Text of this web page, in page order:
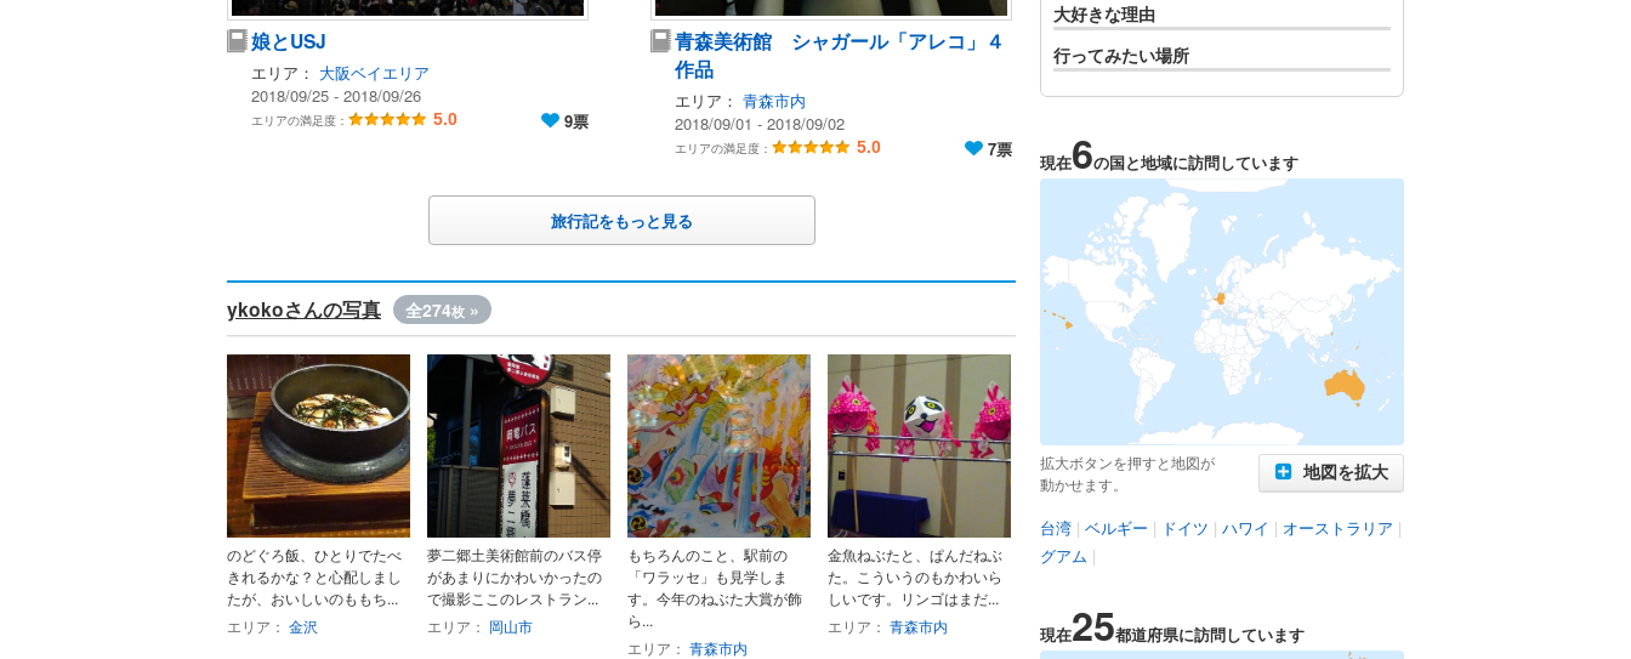
娘とUSJ
エリア： 大阪ベイエリア
2018/09/25 - 2018/09/26
エリアの満足度： 5.0 9票
青森美術館 シャガール「アレコ」４
作品
エリア： 青森市内
2018/09/01 - 2018/09/02
エリアの満足度： 5.0 7票
旅行記をもっと見る
ykokoさんの写真 全274枚 »
のどぐろ飯、ひとりでたべ
きれるかな？と心配しまし
たが、おいしいのももち...
エリア： 金沢
夢二郷土美術館前のバス停
があまりにかわいかったの
で撮影ここのレストラン...
エリア： 岡山市
もちろんのこと、駅前の
「ワラッセ」も見学しま
す。今年のねぶた大賞が飾
ら...
エリア： 青森市内
金魚ねぶたと、ぱんだねぶ
た。こういうのもかわいら
しいです。リンゴはまだ...
エリア： 青森市内
大好きな理由
行ってみたい場所
現在6の国と地域に訪問しています
拡大ボタンを押すと地図が
動かせます。
地図を拡大
台湾 | ベルギー | ドイツ | ハワイ | オーストラリア |
グアム |
現在25都道府県に訪問しています